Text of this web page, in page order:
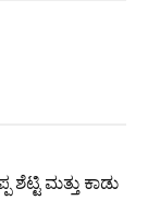
ಮತ್ತು ಕಾಡು